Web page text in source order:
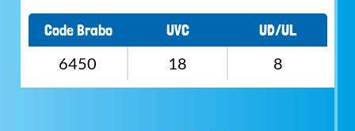
Code Brabo UVC
UD/UL
6450
18 8